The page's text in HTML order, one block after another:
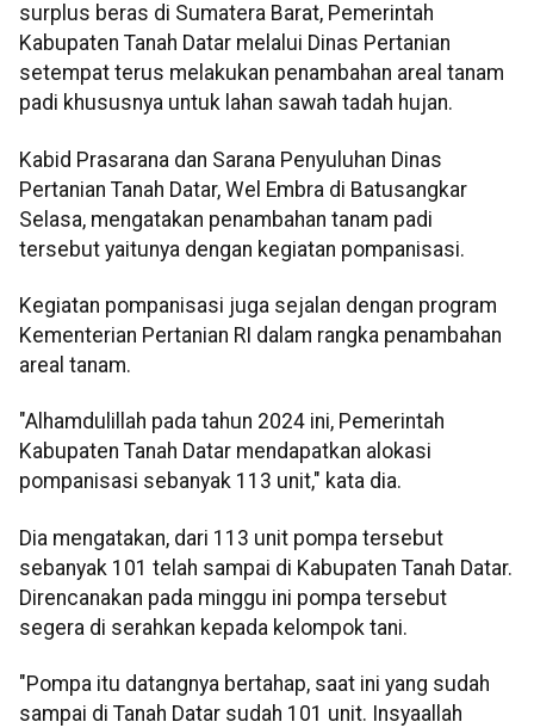
surplus beras di Sumatera Barat, Pemerintah
Kabupaten Tanah Datar melalui Dinas Pertanian
setempat terus melakukan penambahan areal tanam
padi khususnya untuk lahan sawah tadah hujan.
Kabid Prasarana dan Sarana Penyuluhan Dinas
Pertanian Tanah Datar, Wel Embra di Batusangkar
Selasa, mengatakan penambahan tanam padi
tersebut yaitunya dengan kegiatan pompanisasi.
Kegiatan pompanisasi juga sejalan dengan program
Kementerian Pertanian RI dalam rangka penambahan
areal tanam.
"Alhamdulillah pada tahun 2024 ini, Pemerintah
Kabupaten Tanah Datar mendapatkan alokasi
pompanisasi sebanyak 113 unit," kata dia.
Dia mengatakan, dari 113 unit pompa tersebut
sebanyak 101 telah sampai di Kabupaten Tanah Datar.
Direncanakan pada minggu ini pompa tersebut
segera di serahkan kepada kelompok tani.
"Pompa itu datangnya bertahap, saat ini yang sudah
sampai di Tanah Datar sudah 101 unit. Insyaallah